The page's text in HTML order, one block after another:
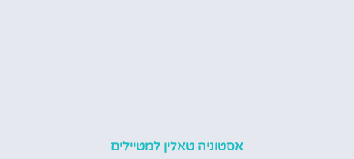
אסטוניה טאלין למטיילים